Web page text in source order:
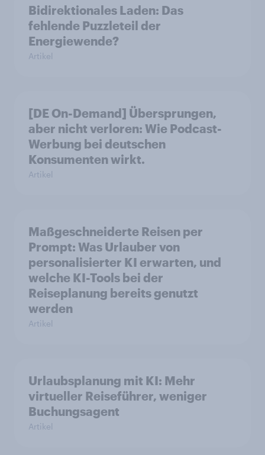
Bidirektionales Laden: Das
fehlende Puzzleteil der
Energiewende?
Artikel
[DE On-Demand] Übersprungen,
aber nicht verloren: Wie Podcast-
Werbung bei deutschen
Konsumenten wirkt.
Artikel
Maßgeschneiderte Reisen per
Prompt: Was Urlauber von
personalisierter KI erwarten, und
welche KI-Tools bei der
Reiseplanung bereits genutzt
werden
Artikel
Urlaubsplanung mit KI: Mehr
virtueller Reiseführer, weniger
Buchungsagent
Artikel